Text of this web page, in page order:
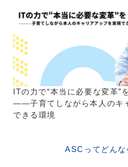
ITの力で“本当に必要な変革”
――子育てしながら本人のキ
できる環境
ASCってどんな